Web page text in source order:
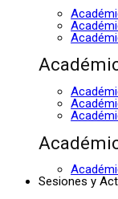
Sesiones y